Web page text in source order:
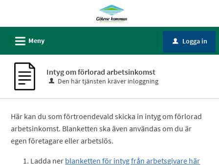
Självservice
Götene
kommun
L Meny u Logga in
Intyg om förlorad arbetsinkomst
Den här tjänsten kräver inloggning
Här kan du som förtroendevald skicka in intyg om förlorad
arbetsinkomst. Blanketten ska även användas om du är
egen företagare eller arbetslös.
Ladda ner blanketten för intyg från arbetsgivare här